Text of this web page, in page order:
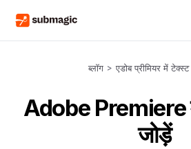
ब्लॉग > एडोब प्रीमियर में
Adobe Premiere
जोड़ें